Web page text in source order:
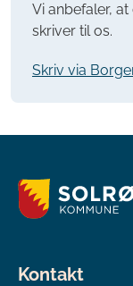
Vi anbefaler,
skriver til os.
Skriv via
Kontakt